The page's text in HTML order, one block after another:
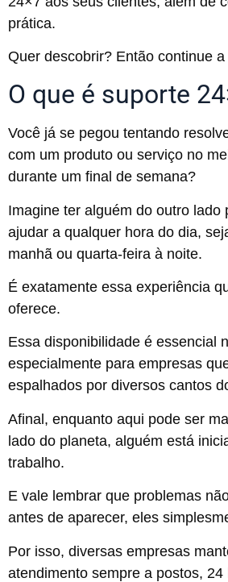
prática.
Quer descobrir? Então continue
O que é suporte
Você já se pegou tentando
com um produto ou serviço no
durante um final de semana?
Imagine ter alguém do outro lado
ajudar a qualquer hora do dia,
manhã ou quarta-feira à noite.
É exatamente essa experiência
oferece.
Essa disponibilidade é essencial
especialmente para empresas
espalhados por diversos cantos
Afinal, enquanto aqui pode ser
lado do planeta, alguém está
trabalho.
E vale lembrar que problemas
antes de aparecer, eles
Por isso, diversas empresas
atendimento sempre a postos,